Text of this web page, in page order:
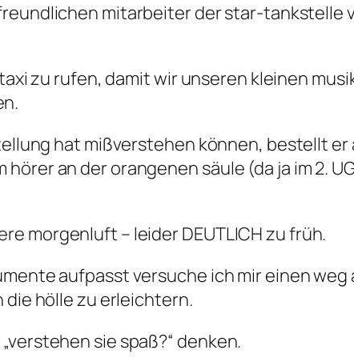
mitarbeiter der star-tankstelle
zu rufen, damit wir unseren kleinen
hat mißverstehen können, bestellt
an der orangenen säule (da ja im 2.
morgenluft – leider DEUTLICH zu früh.
aufpasst versuche ich mir einen
hölle zu erleichtern.
sie spaß?“ denken.